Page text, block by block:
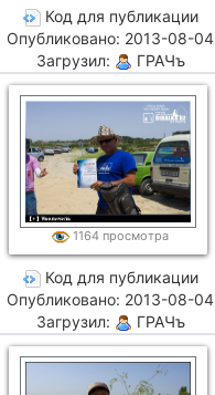
Код для публикации
Опубликовано: 2013-08-04
Загрузил:
ГРАЧъ
1164 просмотра
Код для публикации
Опубликовано: 2013-08-04
Загрузил:
ГРАЧъ